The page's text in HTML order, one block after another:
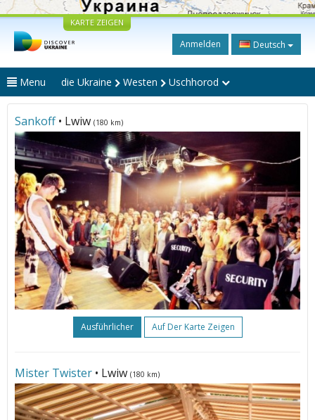
KARTE ZEIGEN
Anmelden Deutsch
Menu die Ukraine Westen Uschhorod
Sankoff • Lwiw (180 km)
Ausführlicher Auf Der Karte Zeigen
Mister Twister • Lwiw (180 km)